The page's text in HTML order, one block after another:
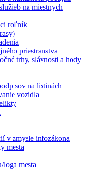
na miestnych
roľník
priestranstva
trhy, slávnosti a hody
na listinách
vozidla
v zmysle infozákona
mesta
loga mesta